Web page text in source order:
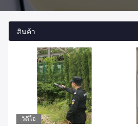
สินค้า
วิดีโอ